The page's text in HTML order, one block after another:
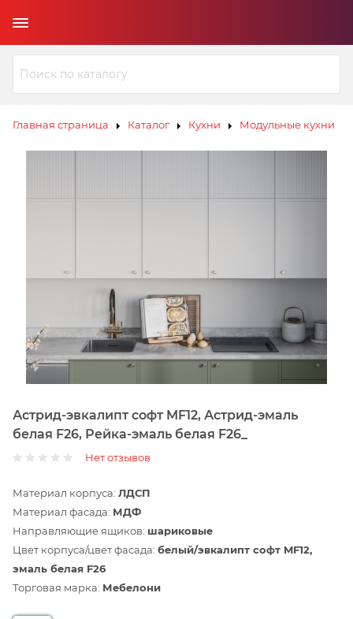
Главная страница Каталог Кухни Модульные кухни
Астрид-эвкалипт софт MF12, Астрид-эмаль
белая F26, Рейка-эмаль белая F26_
Нет отзывов
Материал корпуса: ЛДСП
Материал фасада: МДФ
Направляющие ящиков: шариковые
Цвет корпуса/цвет фасада: белый/эвкалипт софт MF12,
эмаль белая F26
Торговая марка: Мебелони